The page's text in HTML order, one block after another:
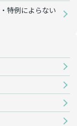
特例によらない